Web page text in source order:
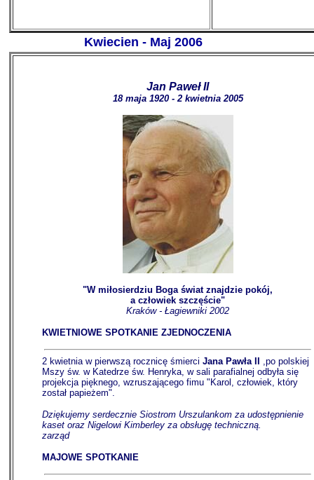
Kwiecien - Maj 2006
Jan Paweł II
18 maja 1920 - 2 kwietnia 2005
"W miłosierdziu Boga świat znajdzie pokój,
a człowiek szczęście"
Kraków - Łagiewniki 2002
KWIETNIOWE SPOTKANIE ZJEDNOCZENIA
2 kwietnia w pierwszą rocznicę śmierci Jana Pawła II
,po polskiej
Mszy św. w Katedrze św. Henryka, w sali parafialnej odbyła się
projekcja pięknego, wzruszającego fimu "Karol, człowiek, który
został papieżem".
Dziękujemy serdecznie Siostrom Urszulankom za udostępnienie
kaset oraz Nigelowi Kimberley za obsługę techniczną.
zarząd
MAJOWE SPOTKANIE